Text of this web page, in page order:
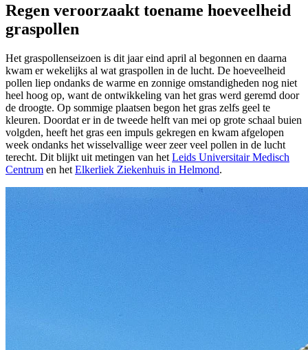
Regen veroorzaakt toename hoeveelheid
graspollen
Het graspollenseizoen is dit jaar eind april al begonnen en daarna
kwam er wekelijks al wat graspollen in de lucht. De hoeveelheid
pollen liep ondanks de warme en zonnige omstandigheden nog niet
heel hoog op, want de ontwikkeling van het gras werd geremd door
de droogte. Op sommige plaatsen begon het gras zelfs geel te
kleuren. Doordat er in de tweede helft van mei op grote schaal buien
volgden, heeft het gras een impuls gekregen en kwam afgelopen
week ondanks het wisselvallige weer zeer veel pollen in de lucht
terecht. Dit blijkt uit metingen van het Leids Universitair Medisch
Centrum en het Elkerliek Ziekenhuis in Helmond.